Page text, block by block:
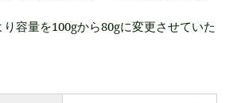
容量を100gから80gに変更させていた